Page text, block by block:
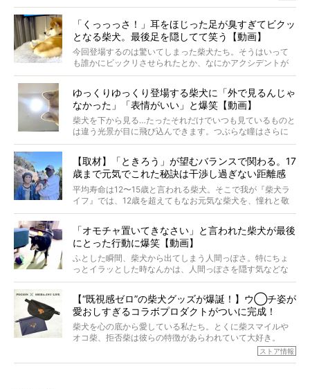
がるのでしょうか。
最近版画製作を始めた、お笑いコンビ「ニューヨーク」の
屋敷裕政さんに、拒否柴を掘っていただきました！ イン
タビューと合わせてご覧ください。
「くっっっさ！」耳をほじった足が臭すぎてビクッ
となる柴犬。最後足を隠してて笑う【動画】
今回登場するのは驚いてしまった柴犬たち。そうはいって
も誰かにビックリさせられたとか、なにかアクシデントが
起きたとか、そういうことが原因ではありません。全ての
ゆっくりゆっくり登場する柴犬に「外で見るんじゃ
なかった」「表情がいい」と爆笑【動画】
柴犬を下から見る…たったそれだけでいつも見ているものと
は違う光景が目に飛び込んできます。つぶらな瞳はさらに
つぶらに見え、モフモフのお顔はさらにモフモフに見えま
【取材】「ときろう」が望むバランスで関わる。17
歳まで元気でこれた秘訣は干渉し過ぎない距離感
#38ときろう
平均寿命は12〜15歳と言われる柴犬。そこで我が『柴犬ラ
イフ』では、12歳を超えてもなお元気な柴犬を、憧れと敬
意を込めて“レジェンド柴”と呼んでいます。 この特集で
ォーカスし、その元気の秘訣や、老犬と暮らすうえで大切
だと思うことを、オーナーさんに語っていただきます。今
回登場してくれたのは、17歳のときろうくん。小さい頃か
ら食が細かったため、何でも食べさせてきたということで
「オモチャ置いてきなさい」と言われた柴犬が最後
にとった行動に爆笑【動画】
ふとした瞬間、柴犬から出てしまう人間っぽさ。特にちょ
っとイラッとした時なんかは、人間っぽさを隠す気などな
いように見えます。もしかして本当の本当は、中身は人間
【“既視感ゼロ”の柴犬グッズが爆誕！】ウ◯チ姿が
愛おしすぎるコラボプロダクトがついに完成！
柴犬を心の底から愛している私たち。とくに柴スマイルや
オコ柴、拒否柴は彼らの特徴があらわれていて大好き。
でもちょっと待て…もうひとつ、忘れてはならない愛おしい
ストア情報